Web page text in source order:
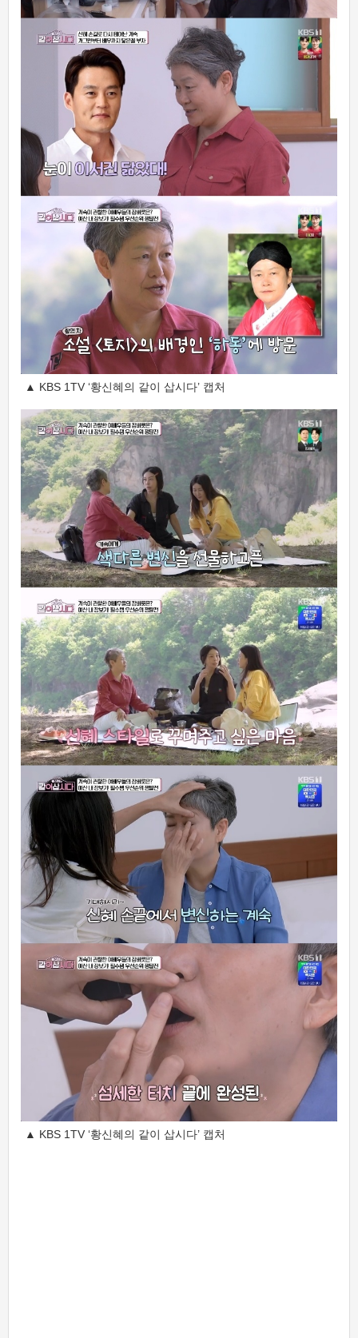
▲ KBS 1TV ‘황신혜의 같이 삽시다’ 캡처
▲ KBS 1TV ‘황신혜의 같이 삽시다’ 캡처